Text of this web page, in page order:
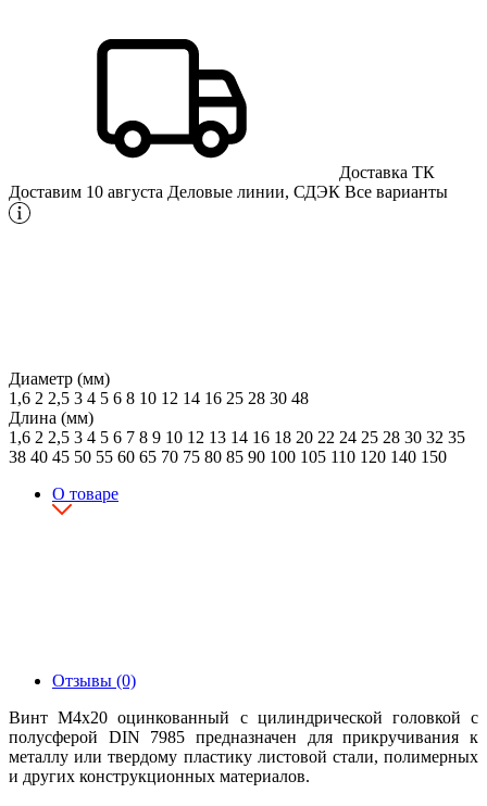
Доставка ТК
Доставим 10 августа Деловые линии, СДЭК Все варианты
Диаметр (мм)
1,6 2 2,5 3 4 5 6 8 10 12 14 16 25 28 30 48
Длина (мм)
1,6 2 2,5 3 4 5 6 7 8 9 10 12 13 14 16 18 20 22 24 25 28 30 32 35
38 40 45 50 55 60 65 70 75 80 85 90 100 105 110 120 140 150
О товаре
Отзывы (0)
Винт М4х20 оцинкованный с цилиндрической головкой с
полусферой DIN 7985 предназначен для прикручивания к
металлу или твердому пластику листовой стали, полимерных
и других конструкционных материалов.